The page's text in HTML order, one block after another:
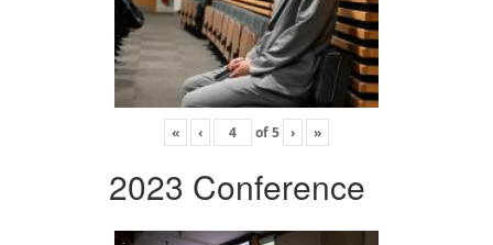
« ‹ of5 › »
2023 Conference